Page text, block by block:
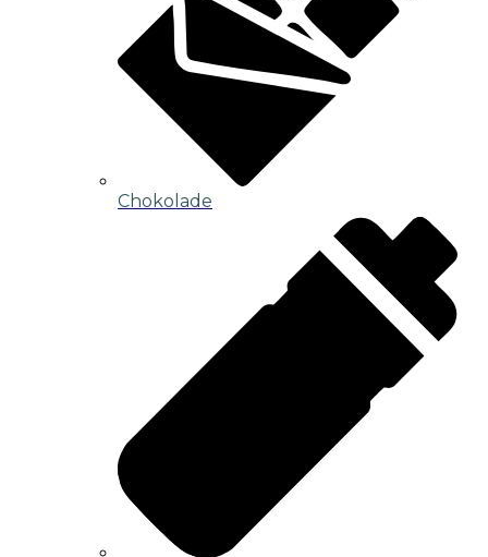
Chokolade